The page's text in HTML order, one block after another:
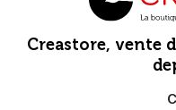
Creastore, vente